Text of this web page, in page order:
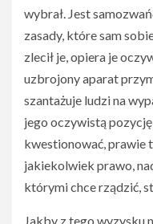
wybrał. Jest
zasady, które sam
zlecił je, opiera je
uzbrojony aparat
szantażuje ludzi na
jego oczywistą
kwestionować, prawie
jakiekolwiek prawo,
którymi chce rządzić,
Jakby z tego wyzysku